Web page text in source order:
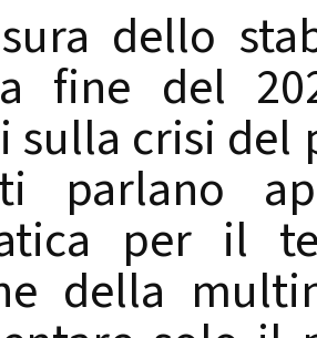
dello
fine del
sulla crisi del
parlano
per il
della